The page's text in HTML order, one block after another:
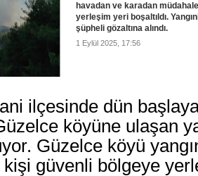
havadan ve karadan
yerleşim yeri boşaltıldı.
şüpheli gözaltına alındı.
1 Eylül 2025, 17:56
ilçesinde dün
köyüne ulaşan
Güzelce köyü
kişi güvenli bölgeye